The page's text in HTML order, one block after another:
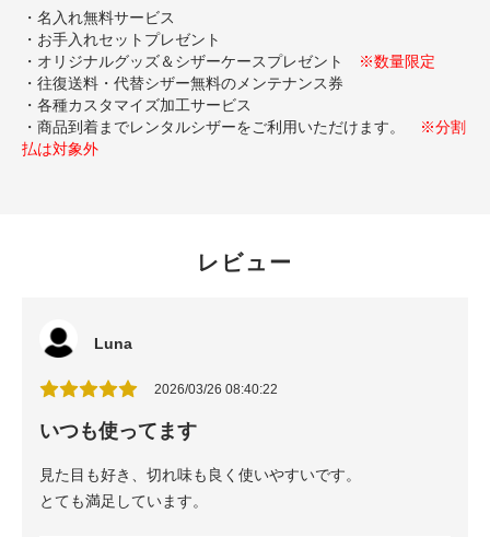
・名入れ無料サービス
・お手入れセットプレゼント
・オリジナルグッズ＆シザーケースプレゼント
※数量限定
・往復送料・代替シザー無料のメンテナンス券
・各種カスタマイズ加工サービス
・商品到着までレンタルシザーをご利用いただけます。
※分割
払は対象外
レビュー
Luna
2026/03/26 08:40:22
いつも使ってます
見た目も好き、切れ味も良く使いやすいです。
とても満足しています。